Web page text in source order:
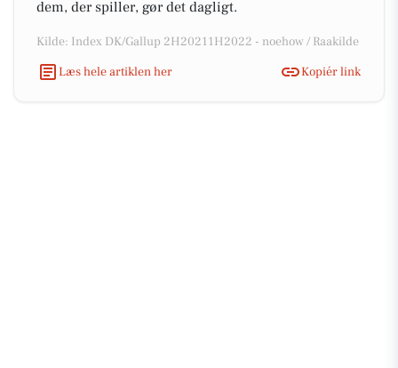
dem, der spiller, gør det dagligt.
Kilde: Index DK/Gallup 2H20211H2022 - noehow / Raakilde
Læs hele artiklen her
Kopiér link